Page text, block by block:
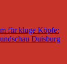
für kluge Köpfe:
Duisburg